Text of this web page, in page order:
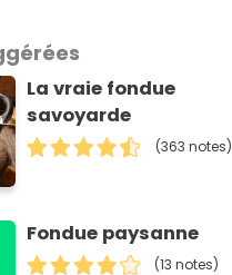
La vraie fondue
savoyarde
(363 notes)
Fondue paysanne
(13 notes)